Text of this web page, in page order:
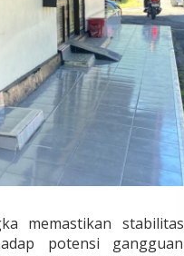
memastikan stabilitas
potensi gangguan